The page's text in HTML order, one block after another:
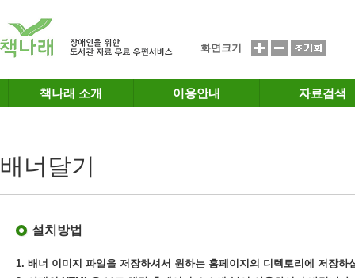
화면크기
책나래 소개 이용안내 자료검색
배너달기
설치방법
1. 배너 이미지 파일을 저장하셔서 원하는 홈페이지의 디렉토리에 저장하